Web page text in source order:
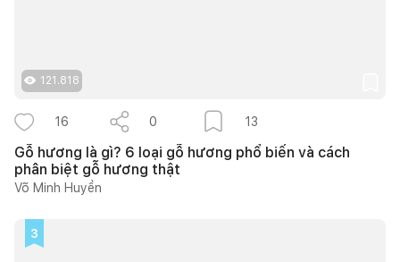
121.818
16 0 13
Gỗ hương là gì? 6 loại gỗ hương phổ biến và cách
phân biệt gỗ hương thật
Võ Minh Huyền
3